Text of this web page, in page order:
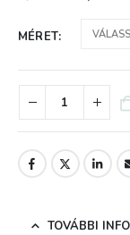
price
was:
7,700
MÉRET
TOVÁBBI